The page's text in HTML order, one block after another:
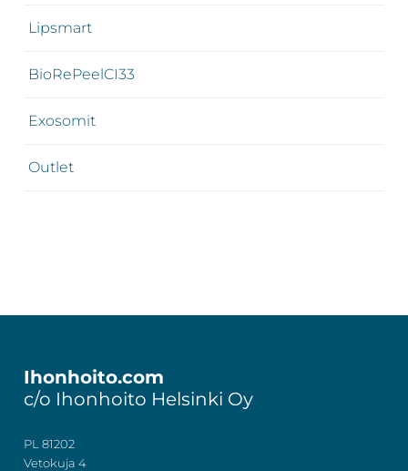
Lipsmart
BioRePeelCI33
Exosomit
Outlet
Ihonhoito.com
c/o Ihonhoito Helsinki Oy
PL 81202
Vetokuja 4